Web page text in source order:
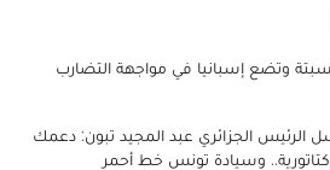
وتضع إسبانيا في مواجهة التضارب
الرئيس الجزائري عبد المجيد تبون: دعمك
وسيادة تونس خط أحمر